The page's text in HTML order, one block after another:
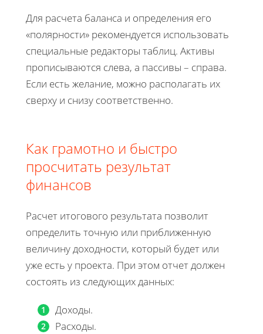
Для расчета баланса и определения его
«полярности» рекомендуется использовать
специальные редакторы таблиц. Активы
прописываются слева, а пассивы – справа.
Если есть желание, можно располагать их
сверху и снизу соответственно.
Как грамотно и быстро
просчитать результат
финансов
Расчет итогового результата позволит
определить точную или приближенную
величину доходности, который будет или
уже есть у проекта. При этом отчет должен
состоять из следующих данных:
Доходы.
Расходы.